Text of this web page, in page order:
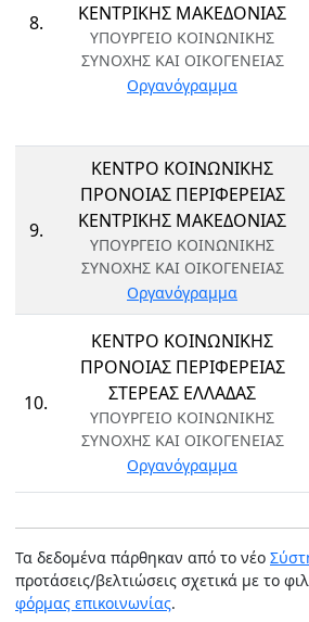
8.
ΚΕΝΤΡΙΚΗΣ ΜΑΚΕΔΟΝΙΑΣ
ΥΠΟΥΡΓΕΙΟ ΚΟΙΝΩΝΙΚΗΣ
ΣΥΝΟΧΗΣ ΚΑΙ ΟΙΚΟΓΕΝΕΙΑΣ
Οργανόγραμμα
9.
ΚΕΝΤΡΟ ΚΟΙΝΩΝΙΚΗΣ
ΠΡΟΝΟΙΑΣ ΠΕΡΙΦΕΡΕΙΑΣ
ΚΕΝΤΡΙΚΗΣ ΜΑΚΕΔΟΝΙΑΣ
ΥΠΟΥΡΓΕΙΟ ΚΟΙΝΩΝΙΚΗΣ
ΣΥΝΟΧΗΣ ΚΑΙ ΟΙΚΟΓΕΝΕΙΑΣ
Οργανόγραμμα
10.
ΚΕΝΤΡΟ ΚΟΙΝΩΝΙΚΗΣ
ΠΡΟΝΟΙΑΣ ΠΕΡΙΦΕΡΕΙΑΣ
ΣΤΕΡΕΑΣ ΕΛΛΑΔΑΣ
ΥΠΟΥΡΓΕΙΟ ΚΟΙΝΩΝΙΚΗΣ
ΣΥΝΟΧΗΣ ΚΑΙ ΟΙΚΟΓΕΝΕΙΑΣ
Οργανόγραμμα
Τα δεδομένα πάρθηκαν από το νέο
προτάσεις/βελτιώσεις σχετικά με το
φόρμας επικοινωνίας.